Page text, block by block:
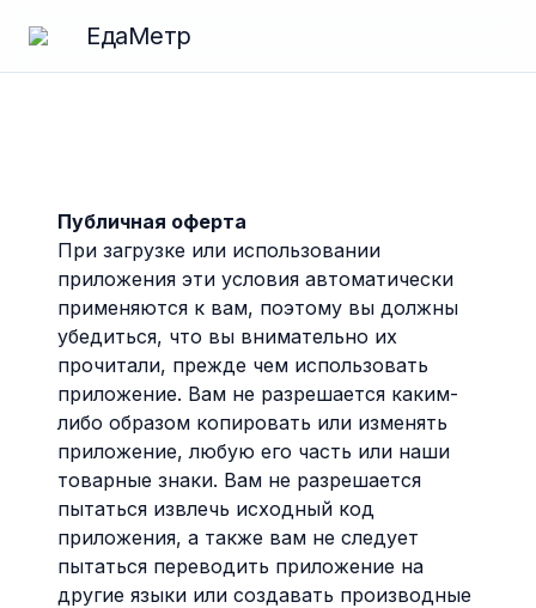
ЕдаМетр
Публичная оферта
При загрузке или использовании
приложения эти условия автоматически
применяются к вам, поэтому вы должны
убедиться, что вы внимательно их
прочитали, прежде чем использовать
приложение. Вам не разрешается каким-
либо образом копировать или изменять
приложение, любую его часть или наши
товарные знаки. Вам не разрешается
пытаться извлечь исходный код
приложения, а также вам не следует
пытаться переводить приложение на
другие языки или создавать производные